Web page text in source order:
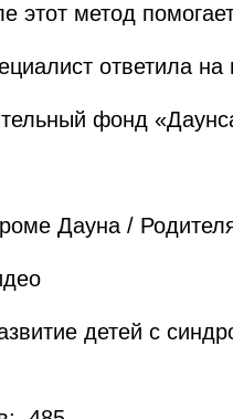
этот метод
ответила
фонд
Дауна /
детей с